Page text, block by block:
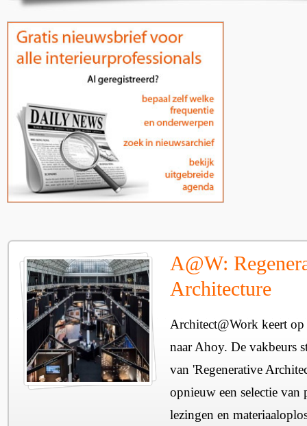
A@W:
Architecture
Architect@Work keert
naar Ahoy. De vakbeurs
van 'Regenerative
opnieuw een selectie van
lezingen en